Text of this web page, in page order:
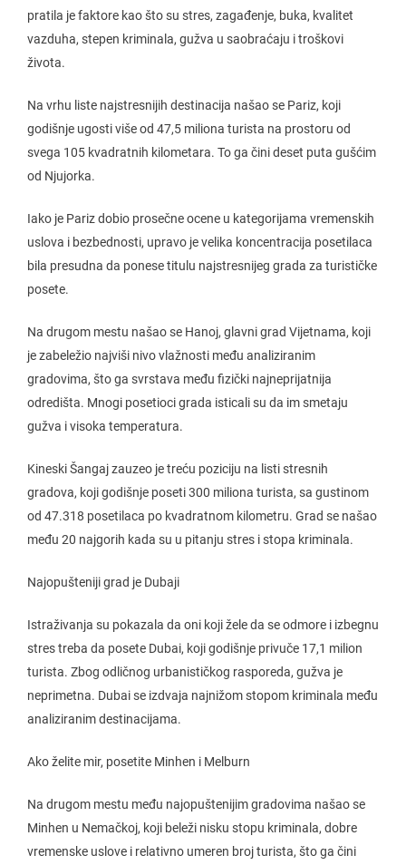
pratila je faktore kao što su stres, zagađenje, buka, kvalitet
vazduha, stepen kriminala, gužva u saobraćaju i troškovi
života.
Na vrhu liste najstresnijih destinacija našao se Pariz, koji
godišnje ugosti više od 47,5 miliona turista na prostoru od
svega 105 kvadratnih kilometara. To ga čini deset puta gušćim
od Njujorka.
Iako je Pariz dobio prosečne ocene u kategorijama vremenskih
uslova i bezbednosti, upravo je velika koncentracija posetilaca
bila presudna da ponese titulu najstresnijeg grada za turističke
posete.
Na drugom mestu našao se Hanoj, glavni grad Vijetnama, koji
je zabeležio najviši nivo vlažnosti među analiziranim
gradovima, što ga svrstava među fizički najneprijatnija
odredišta. Mnogi posetioci grada isticali su da im smetaju
gužva i visoka temperatura.
Kineski Šangaj zauzeo je treću poziciju na listi stresnih
gradova, koji godišnje poseti 300 miliona turista, sa gustinom
od 47.318 posetilaca po kvadratnom kilometru. Grad se našao
među 20 najgorih kada su u pitanju stres i stopa kriminala.
Najopušteniji grad je Dubaji
Istraživanja su pokazala da oni koji žele da se odmore i izbegnu
stres treba da posete Dubai, koji godišnje privuče 17,1 milion
turista. Zbog odličnog urbanističkog rasporeda, gužva je
neprimetna. Dubai se izdvaja najnižom stopom kriminala među
analiziranim destinacijama.
Ako želite mir, posetite Minhen i Melburn
Na drugom mestu među najopuštenijim gradovima našao se
Minhen u Nemačkoj, koji beleži nisku stopu kriminala, dobre
vremenske uslove i relativno umeren broj turista, što ga čini